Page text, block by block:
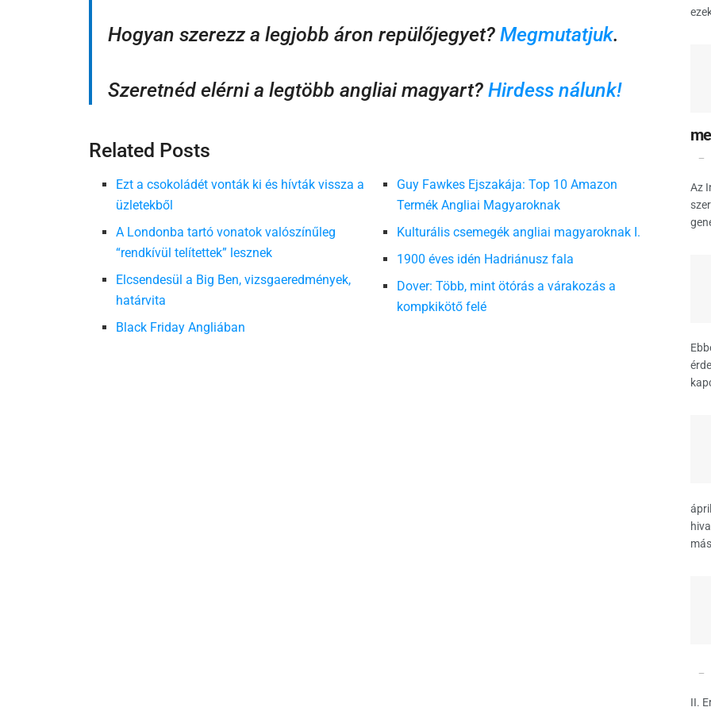
Hogyan szerezz a legjobb áron repülőjegyet? Megmutatjuk.
Szeretnéd elérni a legtöbb angliai magyart? Hirdess nálunk!
Related Posts
Ezt a csokoládét vonták ki és hívták vissza a
üzletekből
A Londonba tartó vonatok valószínűleg
“rendkívül telítettek” lesznek
Elcsendesül a Big Ben, vizsgaeredmények,
határvita
Black Friday Angliában
Guy Fawkes Ejszakája: Top 10 Amazon
Termék Angliai Magyaroknak
Kulturális csemegék angliai magyaroknak I.
1900 éves idén Hadriánusz fala
Dover: Több, mint ötórás a várakozás a
kompkikötő felé
Az
II.